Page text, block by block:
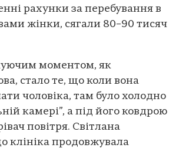
рахунки за перебування в
жінки, сягали 80–90 тисяч
моментом, як
стало те, що коли вона
чоловіка, там було холодно
камері”, а під його ковдрою
повітря. Світлана
клініка продовжувала